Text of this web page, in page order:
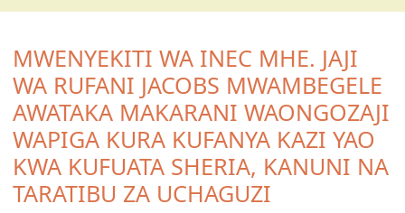
Miongozo ya Uchaguzi
Maelekezo ya Uchaguzi
Taarifa za Uchaguzi
Matokeo ya Uchaguzi
Mpango Mkakati wa INEC 2021/2022-2025/2026
MWENYEKITI WA INEC MHE. JAJI
WA RUFANI JACOBS MWAMBEGELE
AWATAKA MAKARANI WAONGOZAJI
WAPIGA KURA KUFANYA KAZI YAO
KWA KUFUATA SHERIA, KANUNI NA
TARATIBU ZA UCHAGUZI